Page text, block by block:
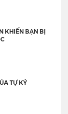
KHIẾN BẠN BỊ
TỰ KỶ